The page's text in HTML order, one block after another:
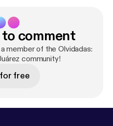
comment
member of the Olvidadas:
community!
free